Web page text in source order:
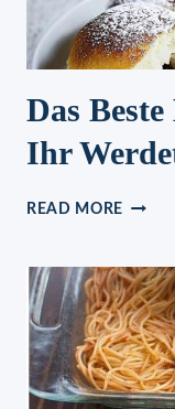
Das
Ihr
READ MORE DAS
–
IHR
SEIN!